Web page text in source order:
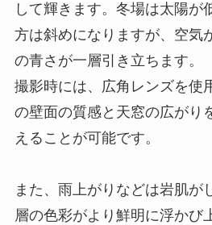
して輝きます。冬場は太陽が
方は斜めになりますが、空気
の青さが一層引き立ちます。
撮影時には、広角レンズを使
の壁面の質感と天窓の広がり
えることが可能です。
また、雨上がりなどは岩肌が
層の色彩がより鮮明に浮かび